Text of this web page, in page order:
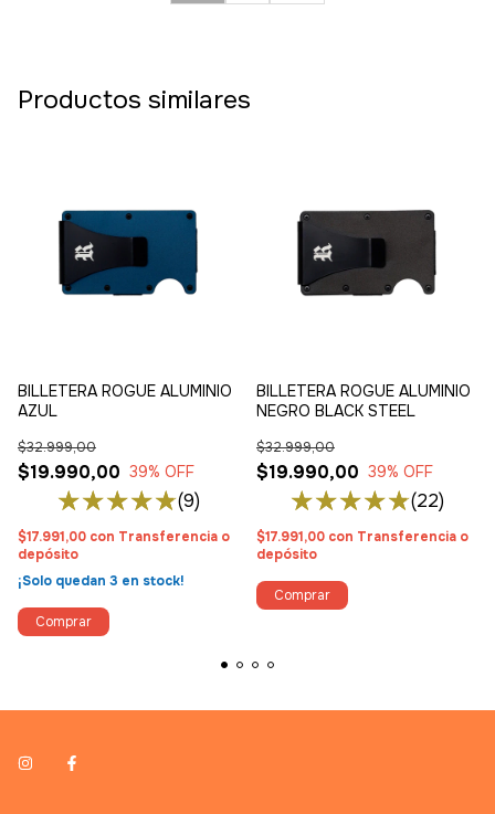
Productos similares
BILLETERA ROGUE ALUMINIO
AZUL
$19.990,00
$32.999,00
39% OFF
(9)
$17.991,00 con Transferencia o
depósito
¡Solo quedan 3 en stock!
BILLETERA ROGUE ALUMINIO
NEGRO BLACK STEEL
$19.990,00
$32.999,00
39% OFF
(22)
$17.991,00 con Transferencia o
depósito